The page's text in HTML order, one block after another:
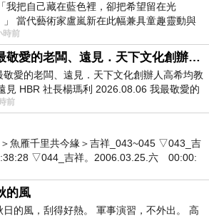
我把自己藏在藍色裡，卻把希望留在光
」 當代藝術家盧嵐新在此幅兼具童趣靈動與
韻味的新作中，用湛藍的羽翼般色塊包覆著
時前
我最敬愛的老闆、遠見．天下文化創辦人高希均教授
敬愛的老闆、遠見．天下文化創辦人高希均教
見 HBR 社長楊瑪利 2026.08.06 我最敬愛的
、遠見．天下文化創辦人高希均教
前
魚雁千里共今緣＞吉祥_043~045 ▽043_吉
▽044_吉祥。2006.03.25.六 00:00:
的風
日的風，刮得好熱。 軍事演習，不外出。 高